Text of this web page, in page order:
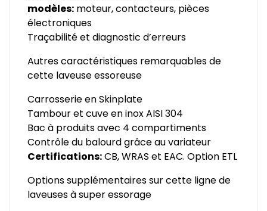
modèles: moteur, contacteurs, pièces
électroniques
Traçabilité et diagnostic d’erreurs
Autres caractéristiques remarquables de
cette laveuse essoreuse
Carrosserie en Skinplate
Tambour et cuve en inox AISI 304
Bac à produits avec 4 compartiments
Contrôle du balourd grâce au variateur
Certifications:CB, WRAS et EAC. Option ETL
Options supplémentaires sur cette ligne de
laveuses à super essorage